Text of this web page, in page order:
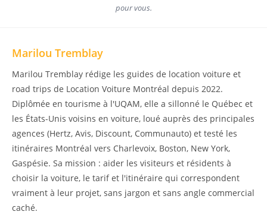
pour vous.
Marilou Tremblay
Marilou Tremblay rédige les guides de location voiture et
road trips de Location Voiture Montréal depuis 2022.
Diplômée en tourisme à l'UQAM, elle a sillonné le Québec et
les États-Unis voisins en voiture, loué auprès des principales
agences (Hertz, Avis, Discount, Communauto) et testé les
itinéraires Montréal vers Charlevoix, Boston, New York,
Gaspésie. Sa mission : aider les visiteurs et résidents à
choisir la voiture, le tarif et l'itinéraire qui correspondent
vraiment à leur projet, sans jargon et sans angle commercial
caché.